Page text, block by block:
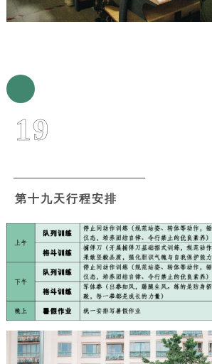
19
第十九天行程安排